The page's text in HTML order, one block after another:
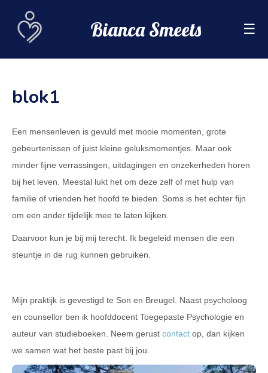
Bianca Smeets ☰
blok1
Een mensenleven is gevuld met mooie momenten, grote
gebeurtenissen of juist kleine geluksmomentjes. Maar ook
minder fijne verrassingen, uitdagingen en onzekerheden horen
bij het leven. Meestal lukt het om deze zelf of met hulp van
familie of vrienden het hoofd te bieden. Soms is het echter fijn
om een ander tijdelijk mee te laten kijken.
Daarvoor kun je bij mij terecht. Ik begeleid mensen die een
steuntje in de rug kunnen gebruiken.
Mijn praktijk is gevestigd te Son en Breugel. Naast psycholoog
en counsellor ben ik hoofddocent Toegepaste Psychologie en
auteur van studieboeken. Neem gerust contact op, dan kijken
we samen wat het beste past bij jou.